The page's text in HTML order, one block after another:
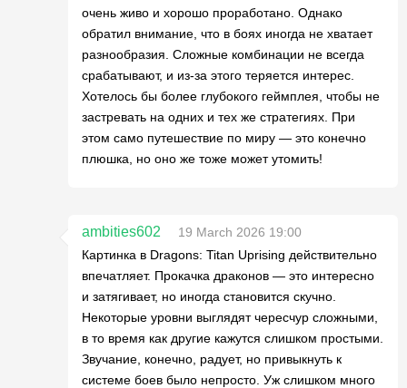
очень живо и хорошо проработано. Однако
обратил внимание, что в боях иногда не хватает
разнообразия. Сложные комбинации не всегда
срабатывают, и из-за этого теряется интерес.
Хотелось бы более глубокого геймплея, чтобы не
застревать на одних и тех же стратегиях. При
этом само путешествие по миру — это конечно
плюшка, но оно же тоже может утомить!
ambities602
19 March 2026 19:00
Картинка в Dragons: Titan Uprising действительно
впечатляет. Прокачка драконов — это интересно
и затягивает, но иногда становится скучно.
Некоторые уровни выглядят чересчур сложными,
в то время как другие кажутся слишком простыми.
Звучание, конечно, радует, но привыкнуть к
системе боев было непросто. Уж слишком много